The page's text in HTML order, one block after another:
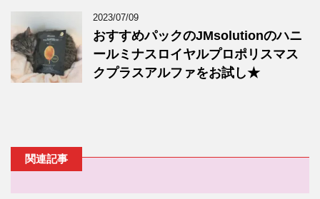
2023/07/09
おすすめパックのJMsolutionのハニ
ールミナスロイヤルプロポリスマス
クプラスアルファをお試し★
関連記事